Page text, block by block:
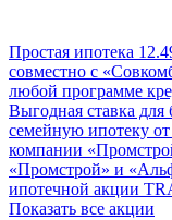
Простая ипотека
совместно с
любой программе
Выгодная ставка
семейную ипотеку
компании
«Промстрой» и
ипотечной акции
Показать все акции